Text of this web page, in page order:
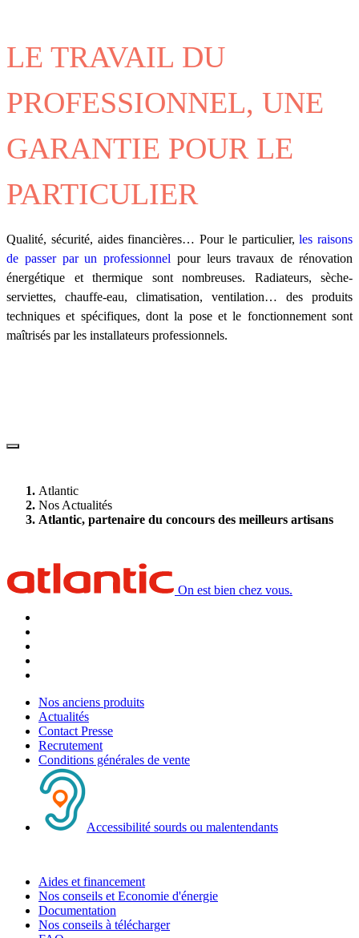
LE TRAVAIL DU
PROFESSIONNEL, UNE
GARANTIE POUR LE
PARTICULIER
Qualité, sécurité, aides financières… Pour le particulier,les raisons
de passer par un professionnel pour leurs travaux de rénovation
énergétique et thermique sont nombreuses. Radiateurs, sèche-
serviettes, chauffe-eau, climatisation, ventilation… des produits
techniques et spécifiques, dont la pose et le fonctionnement sont
maîtrisés par les installateurs professionnels.
Atlantic
Nos Actualités
Atlantic, partenaire du concours des meilleurs artisans
On est bien chez vous.
Nos anciens produits
Actualités
Contact Presse
Recrutement
Conditions générales de vente
Accessibilité sourds ou malentendants
Aides et financement
Nos conseils et Economie d'énergie
Documentation
Nos conseils à télécharger